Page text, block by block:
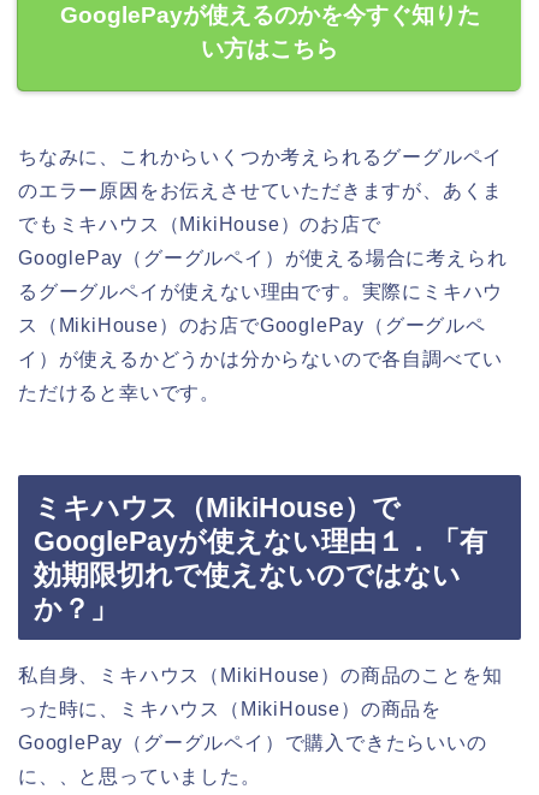
GooglePayが使えるのかを今すぐ知りた
い方はこちら
ちなみに、これからいくつか考えられるグーグルペイ
のエラー原因をお伝えさせていただきますが、あくま
でもミキハウス（MikiHouse）のお店で
GooglePay（グーグルペイ）が使える場合に考えられ
るグーグルペイが使えない理由です。実際にミキハウ
ス（MikiHouse）のお店でGooglePay（グーグルペ
イ）が使えるかどうかは分からないので各自調べてい
ただけると幸いです。
ミキハウス（MikiHouse）で
GooglePayが使えない理由１．「有
効期限切れで使えないのではない
か？」
私自身、ミキハウス（MikiHouse）の商品のことを知
った時に、ミキハウス（MikiHouse）の商品を
GooglePay（グーグルペイ）で購入できたらいいの
に、、と思っていました。